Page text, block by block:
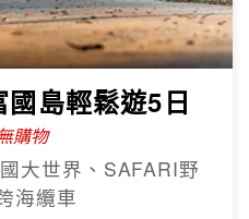
國島輕鬆遊5日
購物
大世界、SAFARI野
海纜車